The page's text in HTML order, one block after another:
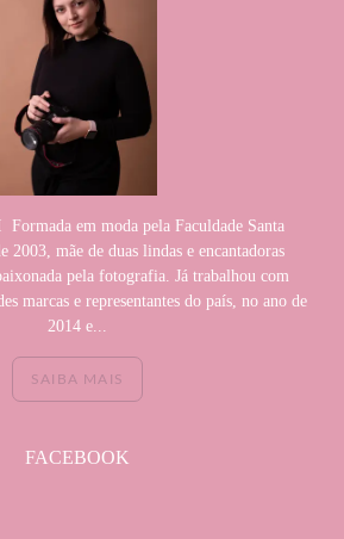
em moda pela Faculdade Santa
2003, mãe de duas lindas e encantadoras
pela fotografia. Já trabalhou com
marcas e representantes do país, no ano de
2014 e...
SAIBA MAIS
FACEBOOK